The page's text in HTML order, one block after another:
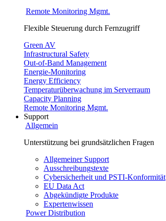
Remote Monitoring Mgmt.
Flexible Steuerung durch Fernzugriff
Green AV
Infrastructural Safety
Out-of-Band Management
Energie-Monitoring
Energy Efficiency
Temperaturüberwachung im Serverraum
Capacity Planning
Remote Monitoring Mgmt.
Support
Allgemein
Unterstützung bei grundsätzlichen Fragen
Allgemeiner Support
Ausschreibungstexte
Cybersicherheit und PSTI-Konformität
EU Data Act
Abgekündigte Produkte
Expertenwissen
Power Distribution